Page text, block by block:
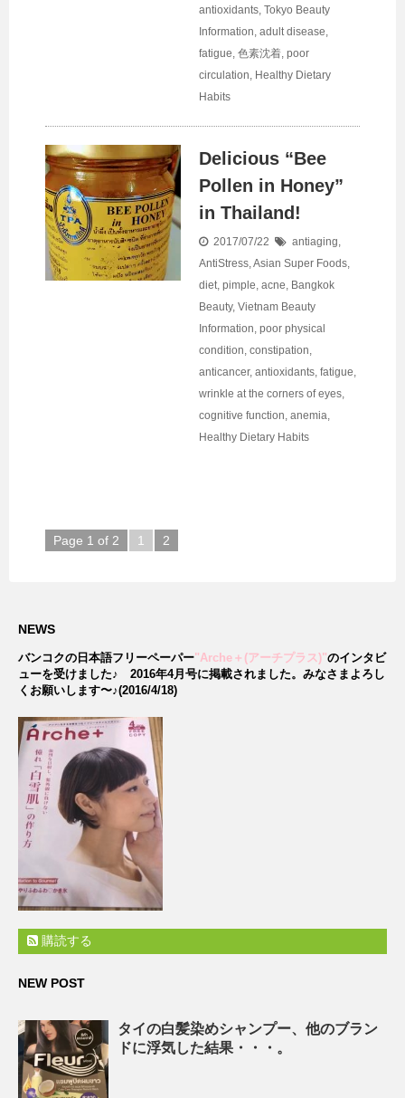
antioxidants, Tokyo Beauty
Information, adult disease,
fatigue, 色素沈着, poor
circulation, Healthy Dietary
Habits
Delicious “Bee
Pollen in Honey”
in Thailand!
2017/07/22 antiaging,
AntiStress,Asian Super Foods,
diet, pimple, acne, Bangkok
Beauty, Vietnam Beauty
Information, poor physical
condition, constipation,
anticancer, antioxidants, fatigue,
wrinkle at the corners of eyes,
cognitive function, anemia,
Healthy Dietary Habits
Page 1 of 2 1 2
NEWS
バンコクの日本語フリーペーパー"Arche＋(アーチプラス)"のインタビ
ューを受けました♪ 2016年4月号に掲載されました。みなさまよろし
くお願いします〜♪(2016/4/18)
購読する
NEW POST
タイの白髪染めシャンプー、他のブラン
ドに浮気した結果・・・。